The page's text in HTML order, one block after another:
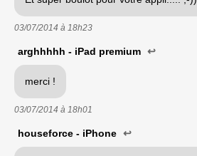
03/07/2014 à 18h23
arghhhhh - iPad premium ↩
merci !
03/07/2014 à 18h01
houseforce - iPhone ↩